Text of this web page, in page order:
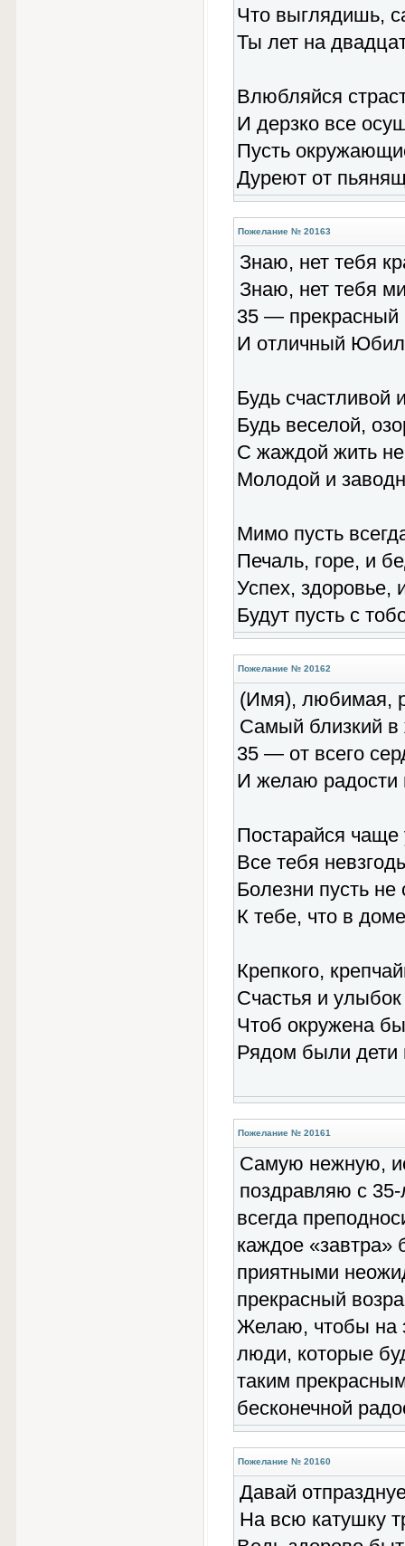
Что выглядишь,
Ты лет на
Влюбляйся
И дерзко все
Пусть
Дуреют от
Пожелание № 20163
Знаю, нет тебя
Знаю, нет тебя
35 — прекрасный
И отличный
Будь счастливой
Будь веселой,
С жаждой жить
Молодой и
Мимо пусть
Печаль, горе, и
Успех, здоровье,
Будут пусть с
Пожелание № 20162
(Имя), любимая,
Самый близкий в
35 — от всего
И желаю радости
Постарайся
Все тебя
Болезни пусть не
К тебе, что в
Крепкого,
Счастья и улыбок
Чтоб окружена
Рядом были дети
Пожелание № 20161
Самую нежную,
поздравляю с
всегда
каждое «завтра»
приятными
прекрасный
Желаю, чтобы на
люди, которые
таким
бесконечной
Пожелание № 20160
Давай
На всю катушку